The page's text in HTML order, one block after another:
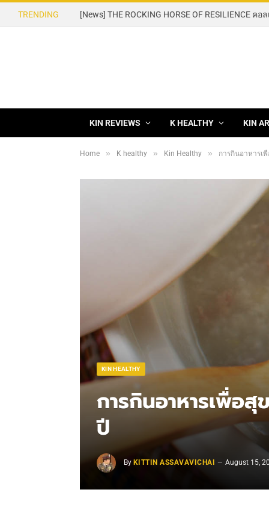
TRENDING
KIN REVIEWS K HEALTHY KIN
Home » K healthy » Kin Healthy » การกินอาหารเ
KIN HEALTHY
การกินอาหารเพื่อ
ปี
By KITTIN ASSAVAVICHAI August 15,